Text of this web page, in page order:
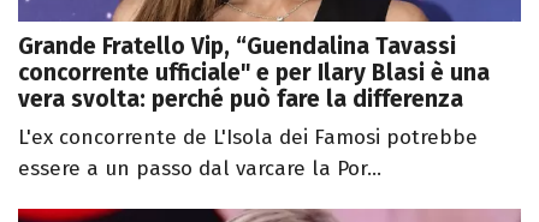
Grande Fratello Vip, “Guendalina Tavassi
concorrente ufficiale" e per Ilary Blasi è una
vera svolta: perché può fare la differenza
L'ex concorrente de L'Isola dei Famosi potrebbe
essere a un passo dal varcare la Por...